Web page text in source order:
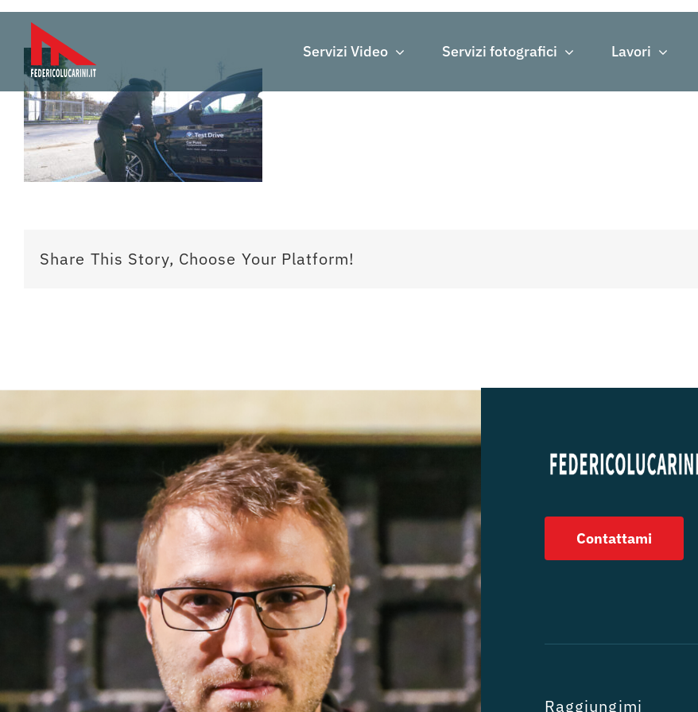
Salta
contenuto
Servizi Video Servizi fotografici Lavori
Share This Story, Choose Your Platform!
Contattami
Raggiungimi